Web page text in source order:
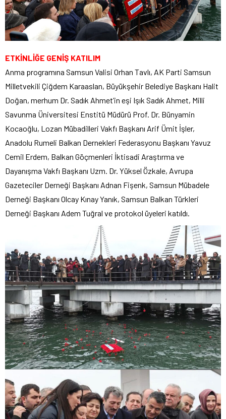
ETKİNLİĞE GENİŞ KATILIM
Anma programına Samsun Valisi Orhan Tavlı, AK Parti Samsun
Milletvekili Çiğdem Karaaslan, Büyükşehir Belediye Başkanı Halit
Doğan, merhum Dr. Sadık Ahmet’in eşi Işık Sadık Ahmet, Milli
Savunma Üniversitesi Enstitü Müdürü Prof. Dr. Bünyamin
Kocaoğlu, Lozan Mübadilleri Vakfı Başkanı Arif Ümit İşler,
Anadolu Rumeli Balkan Dernekleri Federasyonu Başkanı Yavuz
Cemil Erdem, Balkan Göçmenleri İktisadi Araştırma ve
Dayanışma Vakfı Başkanı Uzm. Dr. Yüksel Özkale, Avrupa
Gazeteciler Derneği Başkanı Adnan Fişenk, Samsun Mübadele
Derneği Başkanı Olcay Kınay Yanık, Samsun Balkan Türkleri
Derneği Başkanı Adem Tuğral ve protokol üyeleri katıldı.